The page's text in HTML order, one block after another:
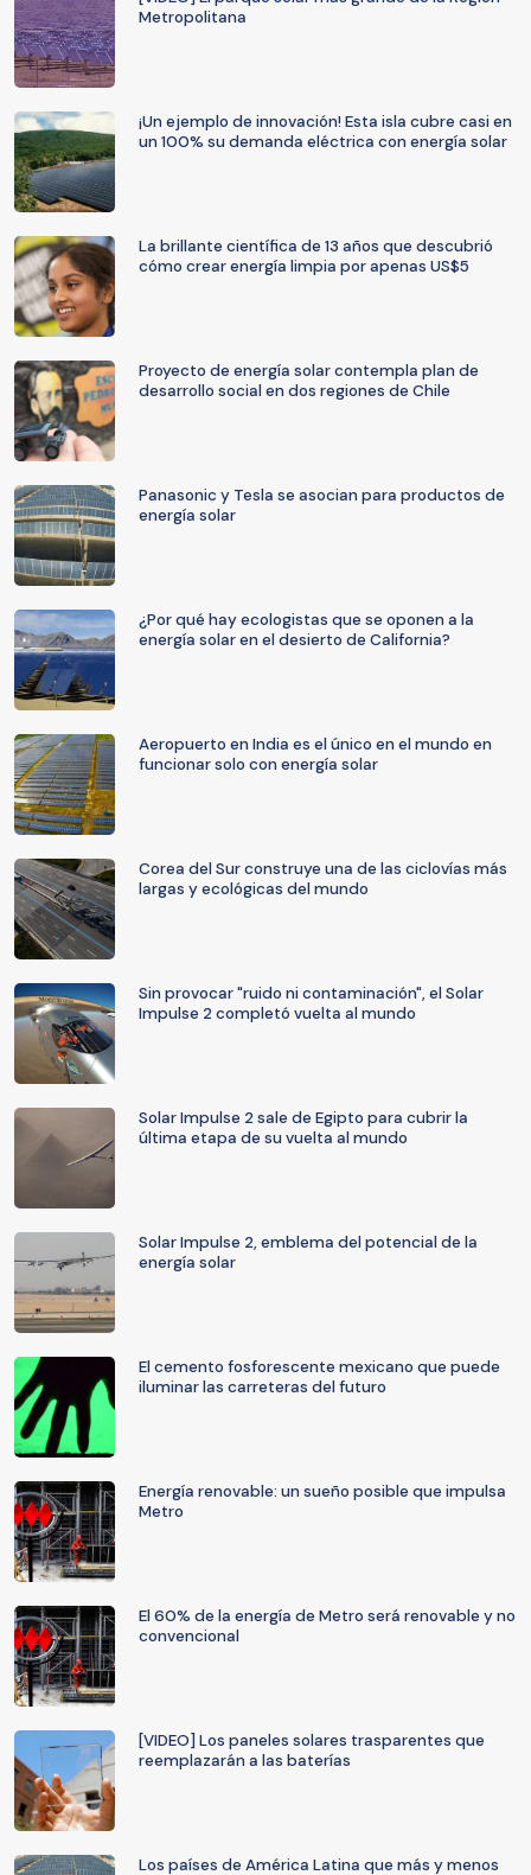
Metropolitana
¡Un ejemplo de innovación! Esta isla cubre casi en
un 100% su demanda eléctrica con energía solar
La brillante científica de 13 años que descubrió
cómo crear energía limpia por apenas US$5
Proyecto de energía solar contempla plan de
desarrollo social en dos regiones de Chile
Panasonic y Tesla se asocian para productos de
energía solar
¿Por qué hay ecologistas que se oponen a la
energía solar en el desierto de California?
Aeropuerto en India es el único en el mundo en
funcionar solo con energía solar
Corea del Sur construye una de las ciclovías más
largas y ecológicas del mundo
Sin provocar "ruido ni contaminación", el Solar
Impulse 2 completó vuelta al mundo
Solar Impulse 2 sale de Egipto para cubrir la
última etapa de su vuelta al mundo
Solar Impulse 2, emblema del potencial de la
energía solar
El cemento fosforescente mexicano que puede
iluminar las carreteras del futuro
Energía renovable: un sueño posible que impulsa
Metro
El 60% de la energía de Metro será renovable y no
convencional
[VIDEO] Los paneles solares trasparentes que
reemplazarán a las baterías
Los países de América Latina que más y menos